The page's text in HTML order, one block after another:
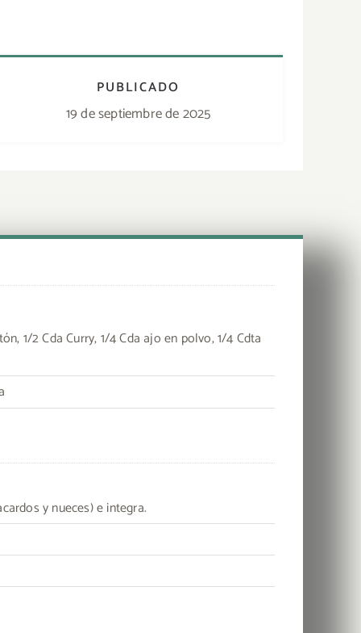
PUBLICADO
19 de septiembre de 2025
1/2 Cda Curry, 1/4 Cda ajo en polvo, 1/4 Cdta
y nueces) e integra.